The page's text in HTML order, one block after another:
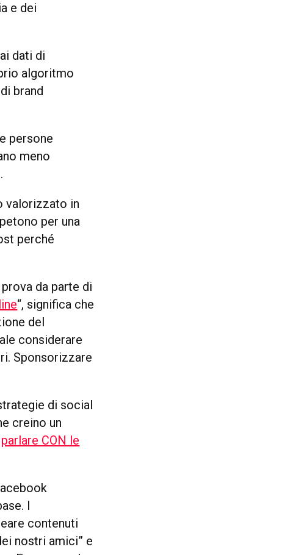
e dei
dati di
algoritmo
brand
persone
meno
valorizzato in
per una
perché
da parte di
“, significa che
del
considerare
Sponsorizzare
di social
creino un
parlare CON le
I
contenuti
nostri amici” e